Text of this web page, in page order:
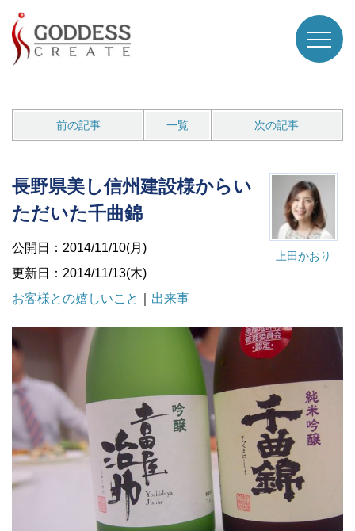
前の記事 一覧 次の記事
上田かおり
長野県美し信州建設様からい
ただいた千曲錦
公開日：2014/11/10(月)
更新日：2014/11/13(木)
お客様との嬉しいこと
出来事